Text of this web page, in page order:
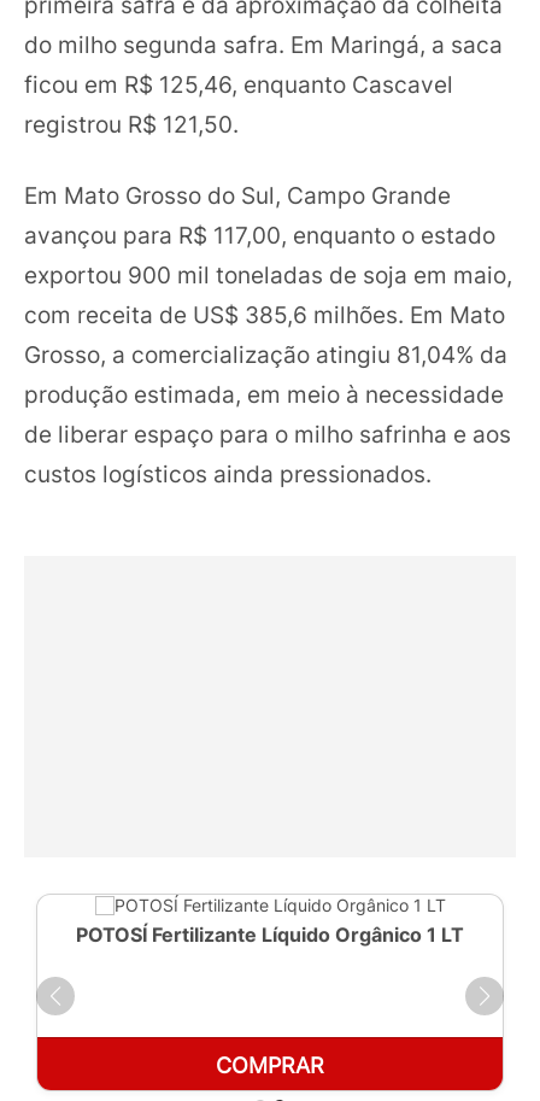
do milho segunda safra. Em Maringá, a saca
ficou em R$ 125,46, enquanto Cascavel
registrou R$ 121,50.
Em Mato Grosso do Sul, Campo Grande
avançou para R$ 117,00, enquanto o estado
exportou 900 mil toneladas de soja em maio,
com receita de US$ 385,6 milhões. Em Mato
Grosso, a comercialização atingiu 81,04% da
produção estimada, em meio à necessidade
de liberar espaço para o milho safrinha e aos
custos logísticos ainda pressionados.
POTOSÍ Fertilizante Líquido Orgânico 1 LT
COMPRAR